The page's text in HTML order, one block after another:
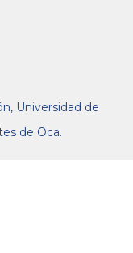
Universidad de
de Oca.